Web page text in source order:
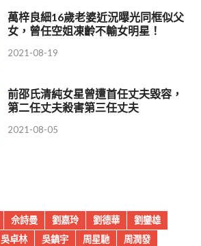
萬梓良細16歲老婆近況曝光同框似父
女，曾任空姐凍齡不輸女明星！
2021-08-19
前邵氏清純女星曾遭首任丈夫毀容，
第二任丈夫殺害第三任丈夫
2021-08-05
佘詩曼 劉嘉玲 劉德華
劉鑾雄
吳卓林 吳鎮宇 周星馳
周潤發